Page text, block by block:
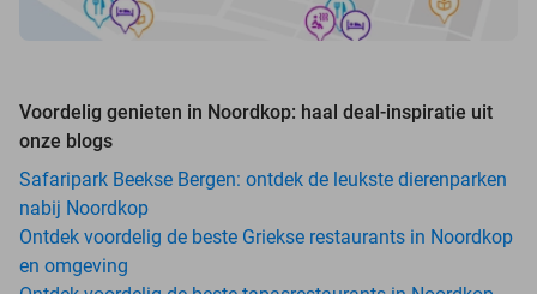
Voordelig genieten in Noordkop: haal deal-inspiratie uit
onze blogs
Safaripark Beekse Bergen: ontdek de leukste dierenparken
nabij Noordkop
Ontdek voordelig de beste Griekse restaurants in Noordkop
en omgeving